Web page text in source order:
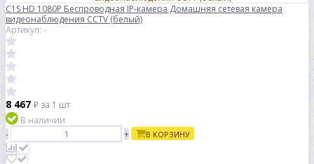
C1S HD 1080P Беспроводная IP-камера Домашняя сетевая камера
видеонаблюдения CCTV (белый)
Артикул: -
8 467 ₽ за 1 шт
В наличии
-
+ В КОРЗИНУ